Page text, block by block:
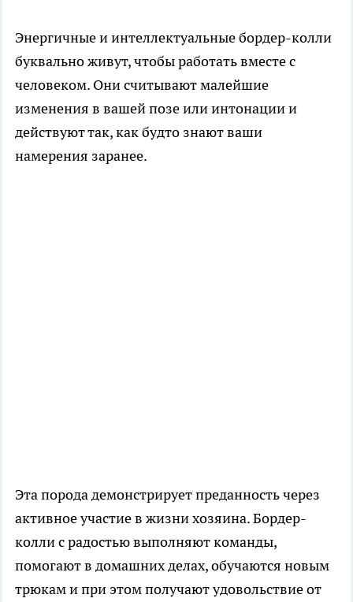
Энергичные и интеллектуальные бордер-колли
буквально живут, чтобы работать вместе с
человеком. Они считывают малейшие
изменения в вашей позе или интонации и
действуют так, как будто знают ваши
намерения заранее.
Эта порода демонстрирует преданность через
активное участие в жизни хозяина. Бордер-
колли с радостью выполняют команды,
помогают в домашних делах, обучаются новым
трюкам и при этом получают удовольствие от